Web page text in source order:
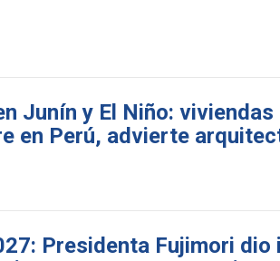
Junín y El Niño:
en Perú, advierte
Presidenta Fujimori